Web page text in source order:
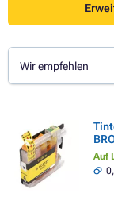
Wir empfehlen
Auf